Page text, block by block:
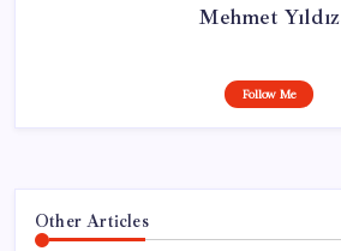
Mehmet Yıldız
Follow Me
Other Articles